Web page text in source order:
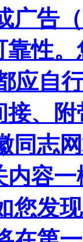
广告
性
应自
、
同志
容
您发